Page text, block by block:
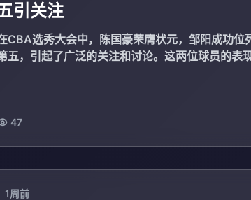
引关注
CBA选秀大会中，陈国豪荣膺状元，邹阳成功位
五，引起了广泛的关注和讨论。这两位球员的表
47
1周前